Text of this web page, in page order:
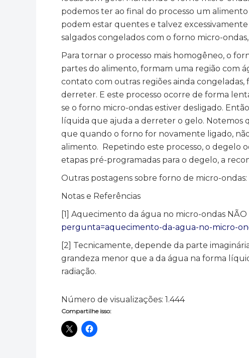
podemos ter ao final do processo um
podem estar quentes e talvez
salgados congelados com o forno micro-
Para tornar o processo mais homogêneo, o
partes do alimento, formam uma região com
contato com outras regiões ainda
derreter. E este processo ocorre de forma
se o forno micro-ondas estiver desligado.
líquida que ajuda a derreter o gelo. Notemos
que quando o forno for novamente ligado,
alimento. Repetindo este processo, o degelo
etapas pré-programadas para o degelo, a
Outras postagens sobre forno de micro-ondas:
Notas e Referências
[1] Aquecimento da água no micro-ondas
pergunta=aquecimento-da-agua-no-micro-
[2] Tecnicamente, depende da parte
grandeza menor que a da água na forma
radiação.
Número de visualizações: 1.444
Compartilhe isso: